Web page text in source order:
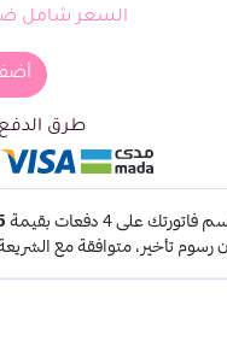
السعر شامل
طرق الدفع